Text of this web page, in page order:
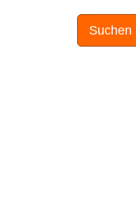
Suchen